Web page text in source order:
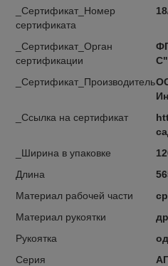
_Сертификат_Номер
сертификата
_Сертификат_Орган
сертификации
С"
_Сертификат_Производитель
_Ссылка на сертификат
_Ширина в упаковке
Длина
Материал рабочей части
Материал рукоятки
Рукоятка
Серия